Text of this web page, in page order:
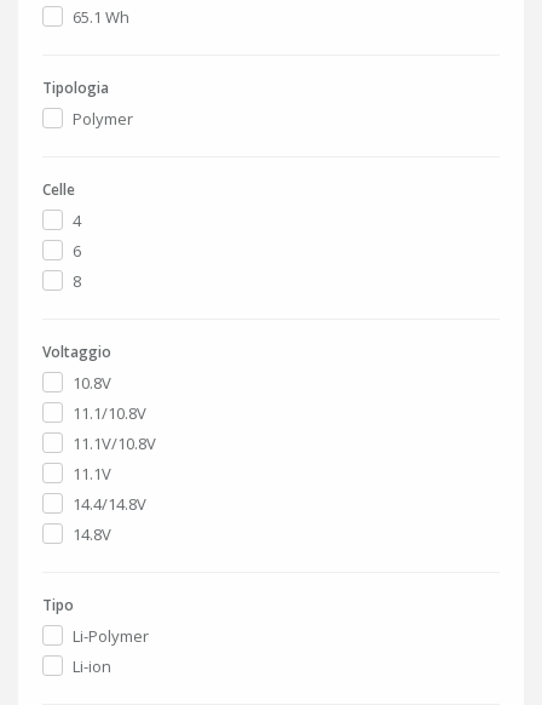
65.1 Wh
Tipologia
Polymer
Celle
4
6
8
Voltaggio
10.8V
11.1/10.8V
11.1V/10.8V
11.1V
14.4/14.8V
14.8V
Tipo
Li-Polymer
Li-ion